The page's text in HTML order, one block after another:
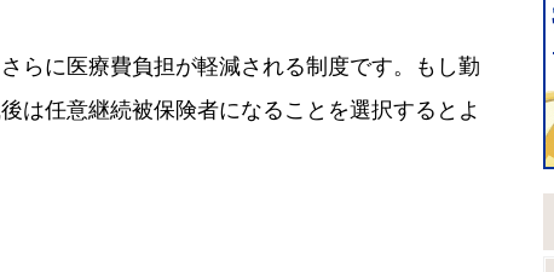
らに医療費負担が軽減される制度です。もし勤
は任意継続被保険者になることを選択するとよ